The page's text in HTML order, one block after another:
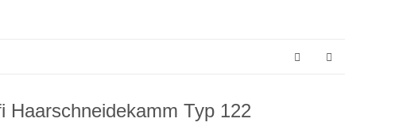
Haarschneidekamm Typ 122